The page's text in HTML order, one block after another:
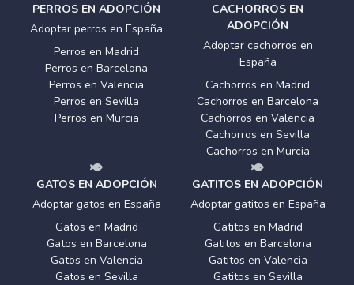
PERROS EN ADOPCIÓN
Adoptar perros en España
Perros en Madrid
Perros en Barcelona
Perros en Valencia
Perros en Sevilla
Perros en Murcia
CACHORROS EN
ADOPCIÓN
Adoptar cachorros en
España
Cachorros en Madrid
Cachorros en Barcelona
Cachorros en Valencia
Cachorros en Sevilla
Cachorros en Murcia
GATOS EN ADOPCIÓN
Adoptar gatos en España
Gatos en Madrid
Gatos en Barcelona
Gatos en Valencia
Gatos en Sevilla
GATITOS EN ADOPCIÓN
Adoptar gatitos en España
Gatitos en Madrid
Gatitos en Barcelona
Gatitos en Valencia
Gatitos en Sevilla